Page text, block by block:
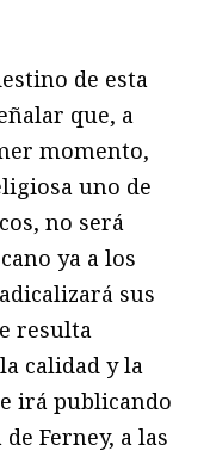
de esta
que, a
momento,
uno de
no será
ya a los
sus
resulta
calidad y la
irá publicando
Ferney, a las